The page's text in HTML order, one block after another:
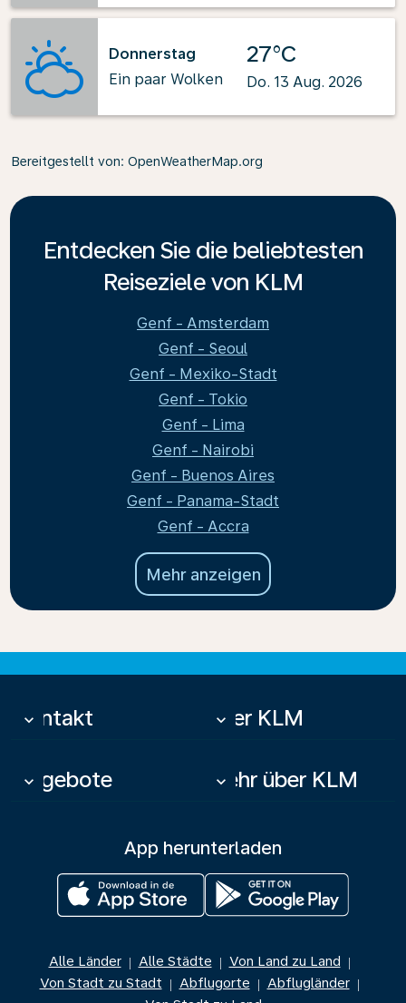
Donnerstag
Ein paar Wolken
27°C
Do. 13 Aug. 2026
Bereitgestellt von: OpenWeatherMap.org
Entdecken Sie die beliebtesten
Reiseziele von KLM
Genf - Amsterdam
Genf - Seoul
Genf - Mexiko-Stadt
Genf - Tokio
Genf - Lima
Genf - Nairobi
Genf - Buenos Aires
Genf - Panama-Stadt
Genf - Accra
Mehr anzeigen
Kontakt
keyboard_arrow_down Über KLM
keyboard_arrow_down
Angebote
keyboard_arrow_down Mehr über KLM
keyboard_arrow_down
App herunterladen
Alle Länder | Alle Städte | Von Land zu Land |
Von Stadt zu Stadt | Abflugorte | Abflugländer |